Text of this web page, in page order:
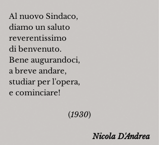
Al nuovo Sindaco,
diamo un saluto
reverentissimo
di benvenuto.
Bene augurandoci,
a breve andare,
studiar per l'opera,
e cominciare!
(1930)
Nicola D'Andrea